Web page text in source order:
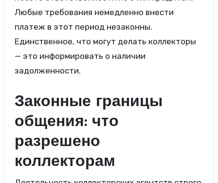
Любые требования немедленно внести
платеж в этот период незаконны.
Единственное, что могут делать коллекторы
— это информировать о наличии
задолженности.
Законные границы
общения: что
разрешено
коллекторам